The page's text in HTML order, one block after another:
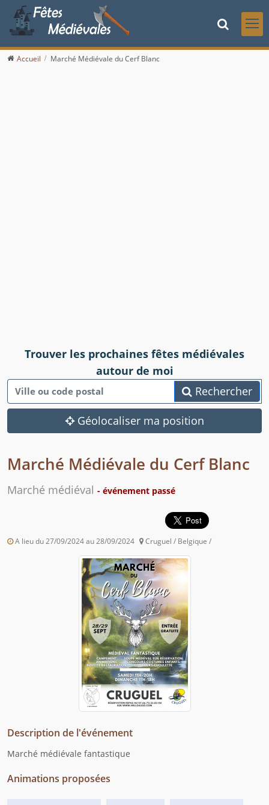
Accueil Marché Médiévale du Cerf Blanc
Trouver les prochaines fêtes médiévales
autour de moi
Rechercher
Géolocaliser ma position
Marché Médiévale du Cerf Blanc
Marché médiéval - événement passé
A lieu du 27/09/2024 au 28/09/2024 Cruguel / Belgique /
Description de l'événement
Marché médiévale fantastique
Animations proposées